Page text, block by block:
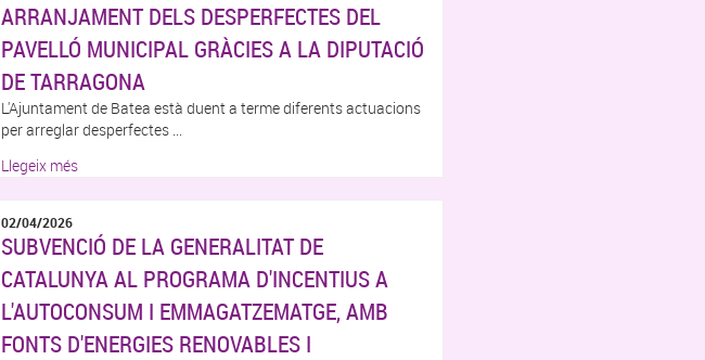
ARRANJAMENT DELS DESPERFECTES DEL
PAVELLÓ MUNICIPAL GRÀCIES A LA DIPUTACIÓ
DE TARRAGONA
L'Ajuntament de Batea està duent a terme diferents actuacions
per arreglar desperfectes ...
Llegeix més
02/04/2026
SUBVENCIÓ DE LA GENERALITAT DE
CATALUNYA AL PROGRAMA D'INCENTIUS A
L'AUTOCONSUM I EMMAGATZEMATGE, AMB
FONTS D'ENERGIES RENOVABLES I